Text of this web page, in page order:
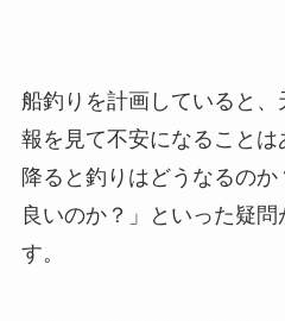
船釣りを計画していると
報を見て不安になること
降ると釣りはどうなるの
良いのか？」といった疑
す。